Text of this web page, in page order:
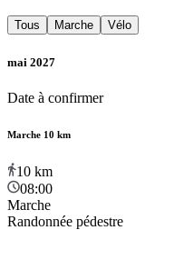
Tous Marche Vélo
mai 2027
Date à confirmer
Marche 10 km
10 km
08:00
Marche
Randonnée pédestre